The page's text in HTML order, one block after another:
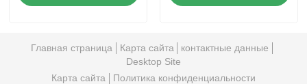
янтарным
бамбуковой
Главная страница Карта сайта
контактные данные
Desktop Site
Карта сайта
Политика конфиденциальности